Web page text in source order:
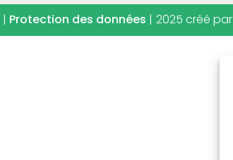
| Protection des données | 2025 créé par